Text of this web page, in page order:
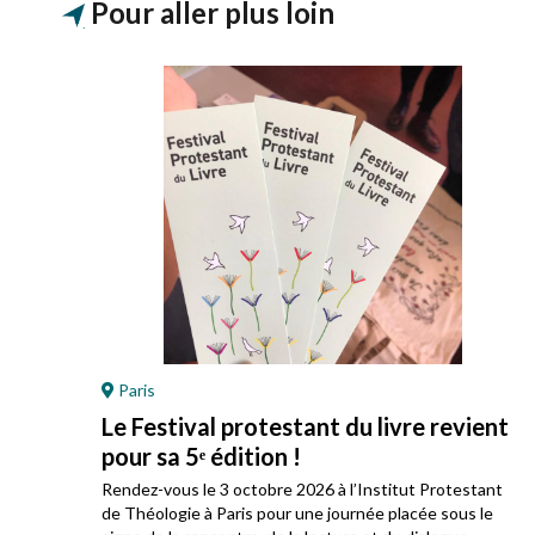
Pour aller plus loin
Paris
Le Festival protestant du livre revient
pour sa 5ᵉ édition !
Rendez-vous le 3 octobre 2026 à l’Institut Protestant
de Théologie à Paris pour une journée placée sous le